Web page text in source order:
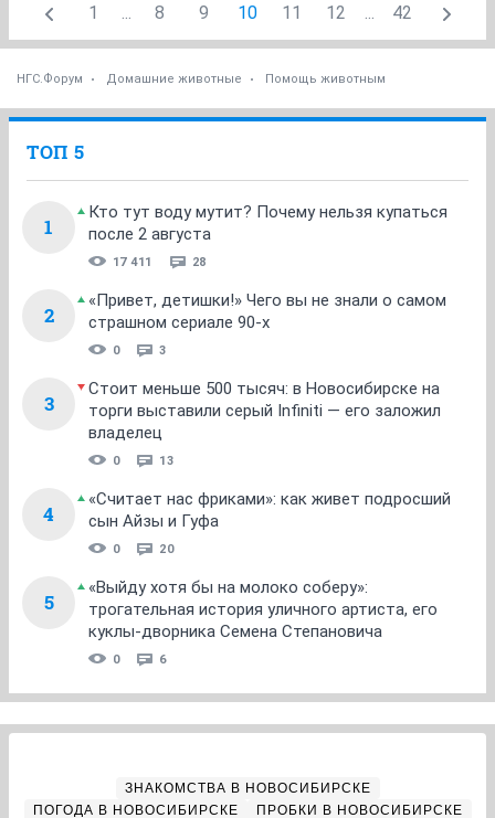
1 ... 8 9 10 11 12 ... 42
НГС.Форум Домашние животные Помощь животным
ТОП 5
1
Кто тут воду мутит? Почему нельзя купаться
после 2 августа
17 411 28
2
«Привет, детишки!» Чего вы не знали о самом
страшном сериале 90-х
0 3
3
Стоит меньше 500 тысяч: в Новосибирске на
торги выставили серый Infiniti — его заложил
владелец
0 13
4
«Считает нас фриками»: как живет подросший
сын Айзы и Гуфа
0 20
5
«Выйду хотя бы на молоко соберу»:
трогательная история уличного артиста, его
куклы-дворника Семена Степановича
0 6
ЗНАКОМСТВА В НОВОСИБИРСКЕ
ПОГОДА В НОВОСИБИРСКЕ
ПРОБКИ В НОВОСИБИРСКЕ